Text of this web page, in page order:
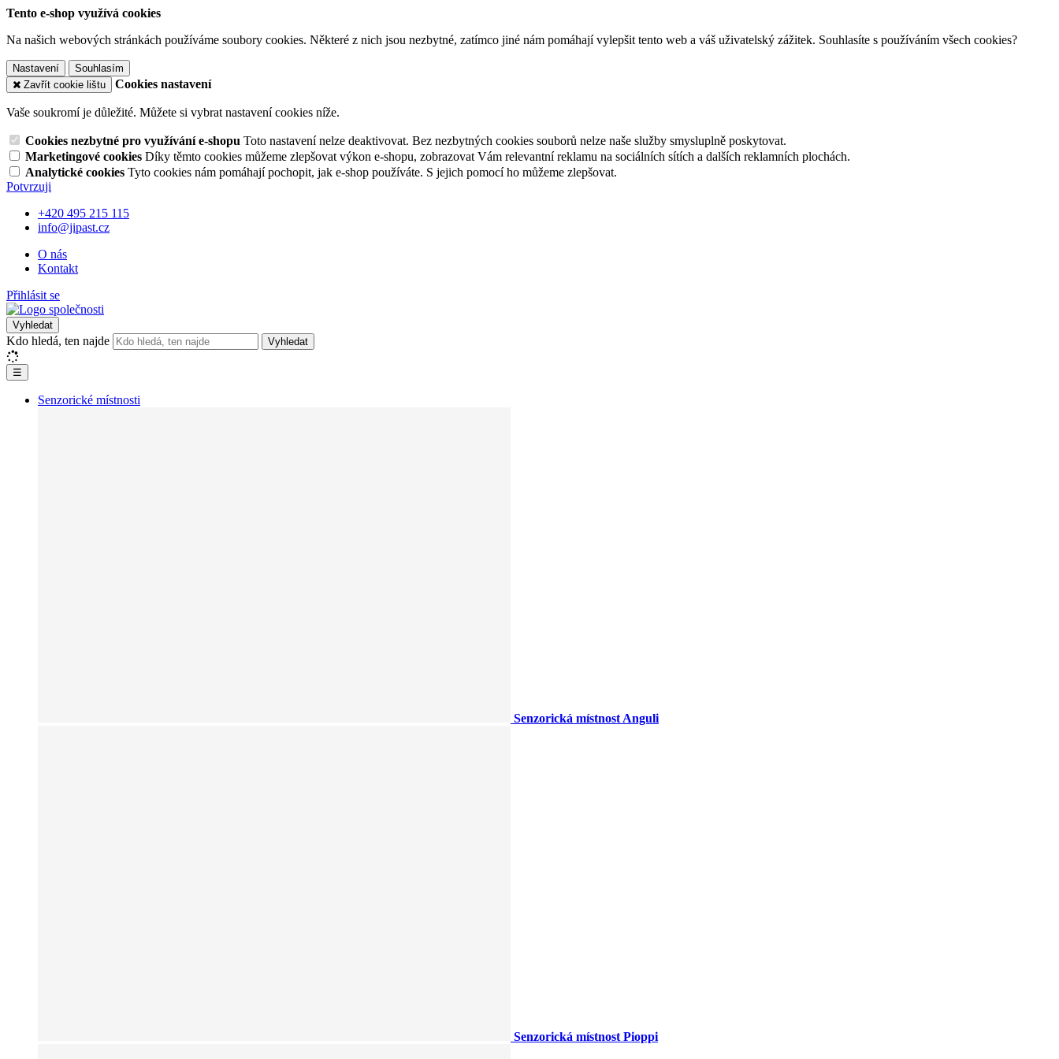
Tento e-shop využívá cookies
Na našich webových stránkách používáme soubory cookies. Některé z nich jsou nezbytné, zatímco jiné nám pomáhají vylepšit tento web a váš uživatelský zážitek. Souhlasíte s používáním všech cookies?
Nastavení
Souhlasím
Zavřít cookie lištu
Cookies nastavení
Vaše soukromí je důležité. Můžete si vybrat nastavení cookies níže.
Cookies nezbytné pro využívání e-shopu Toto nastavení nelze deaktivovat. Bez nezbytných cookies souborů nelze naše služby smysluplně poskytovat.
Marketingové cookies Díky těmto cookies můžeme zlepšovat výkon e-shopu, zobrazovat Vám relevantní reklamu na sociálních sítích a dalších reklamních plochách.
Analytické cookies Tyto cookies nám pomáhají pochopit, jak e-shop používáte. S jejich pomocí ho můžeme zlepšovat.
Potvrzuji
+420 495 215 115
info@jipast.cz
O nás
Kontakt
Přihlásit se
Vyhledat
Kdo hledá, ten najde Vyhledat
☰
Senzorické místnosti
Senzorická místnost Anguli
Senzorická místnost Pioppi